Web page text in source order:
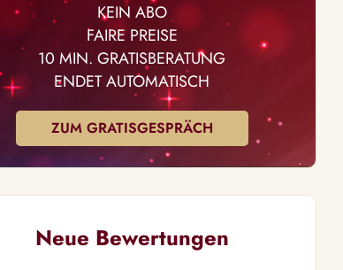
KEIN ABO
FAIRE PREISE
10 MIN. GRATISBERATUNG
ENDET AUTOMATISCH
ZUM GRATISGESPRÄCH
Neue Bewertungen